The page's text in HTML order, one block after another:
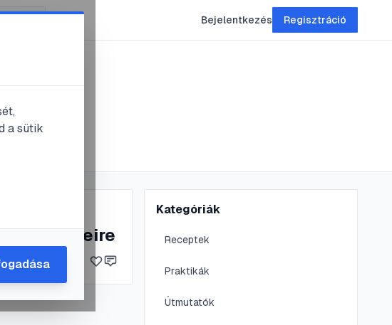
Bejelentkezés Regisztráció
Kategóriák
Receptek
Praktikák
Útmutatók
a sütik